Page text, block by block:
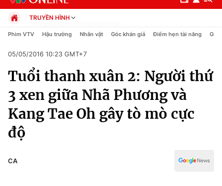
Chuyên mục
Xã hội
TRUYỀN HÌNH
Chính trị
Pháp luật
Kinh tế
Thể thao
Truyền hình
Văn hóa - Giải trí
Y tế
Phim VTV Hậu trường Nhân vật Góc khán giả Điểm hẹn tài năng Giải
05/05/2016 10:23 GMT+7
Tuổi thanh xuân 2: Người thứ
3 xen giữa Nhã Phương và
Kang Tae Oh gây tò mò cực
độ
CA